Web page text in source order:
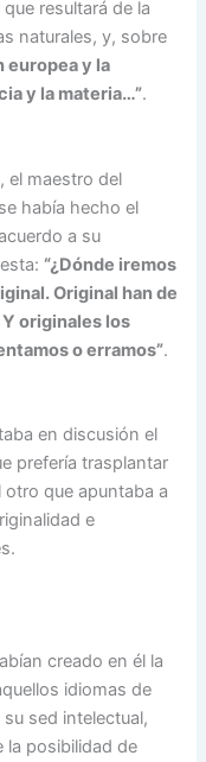
resultará de la
naturales, y, sobre
europea y la
y la materia…”.
el maestro del
había hecho el
a su
“¿Dónde iremos
Original han de
originales los
o erramos”.
en discusión el
prefería trasplantar
otro que apuntaba a
e
creado en él la
idiomas de
sed intelectual,
la posibilidad de